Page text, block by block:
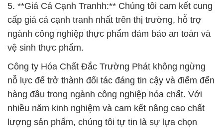
5. **Giá Cả Cạnh Tranhh:** Chúng tôi cam kết cung
cấp giá cả cạnh tranh nhất trên thị trường, hỗ trợ
ngành công nghiệp thực phẩm đảm bảo an toàn và
vệ sinh thực phẩm.
Công ty Hóa Chất Đắc Trường Phát không ngừng
nỗ lực để trở thành đối tác đáng tin cậy và điểm đến
hàng đầu trong ngành công nghiệp hóa chất. Với
nhiều năm kinh nghiệm và cam kết nâng cao chất
lượng sản phẩm, chúng tôi tự tin là sự lựa chọn